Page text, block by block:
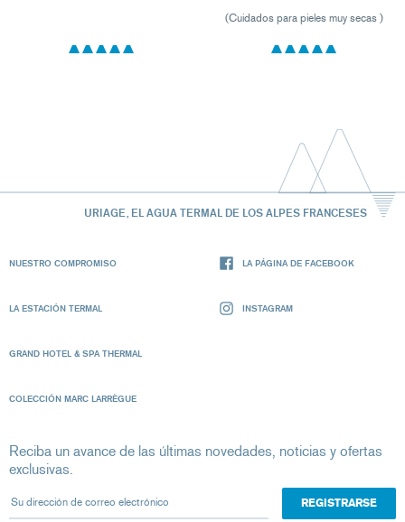
(Cuidados para pieles muy secas )
URIAGE, EL AGUA TERMAL DE LOS ALPES FRANCESES
NUESTRO COMPROMISO
LA ESTACIÓN TERMAL
GRAND HOTEL & SPA THERMAL
COLECCIÓN MARC LARRÈGUE
LA PÁGINA DE FACEBOOK
INSTAGRAM
Reciba un avance de las últimas novedades, noticias y ofertas
exclusivas.
Su dirección de correo electrónico